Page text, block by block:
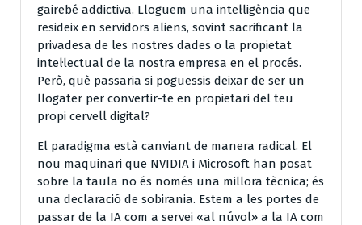
gairebé addictiva. Lloguem una intel·ligència que
resideix en servidors aliens, sovint sacrificant la
privadesa de les nostres dades o la propietat
intel·lectual de la nostra empresa en el procés.
Però, què passaria si poguessis deixar de ser un
llogater per convertir-te en propietari del teu
propi cervell digital?
El paradigma està canviant de manera radical. El
nou maquinari que NVIDIA i Microsoft han posat
sobre la taula no és només una millora tècnica; és
una declaració de sobirania. Estem a les portes de
passar de la IA com a servei «al núvol» a la IA com